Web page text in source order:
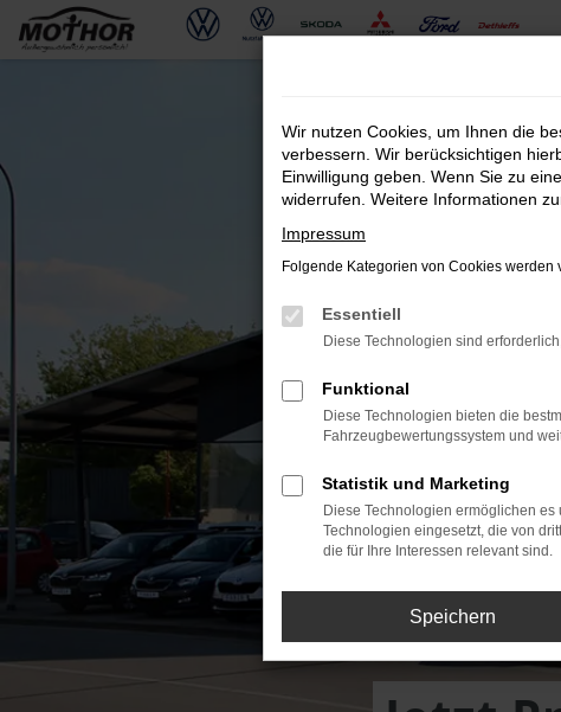
Zum
Hauptinhalt
Wir nutzen Cookies, um Ihnen die
verbessern. Wir berücksichtigen
Einwilligung geben. Wenn Sie zu
widerrufen. Weitere Informationen
Impressum
Folgende Kategorien von Cookies werden
Essentiell
Diese Technologien sind
Funktional
Diese Technologien bieten die
Fahrzeugbewertungssystem und
Statistik und Marketing
Diese Technologien ermöglichen
Technologien eingesetzt, die von
die für Ihre Interessen relevant sind.
Speichern